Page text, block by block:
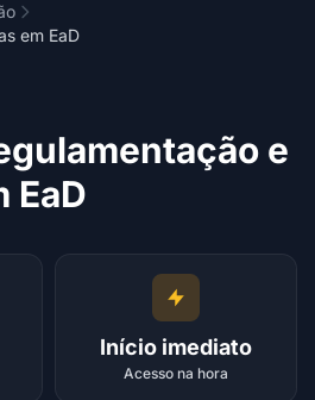
em EaD
e
EaD
Início imediato
Acesso na hora